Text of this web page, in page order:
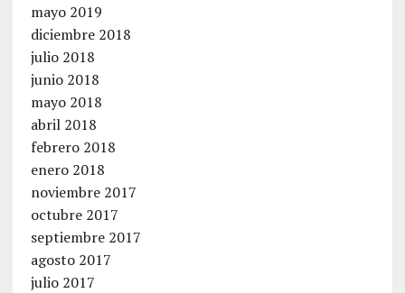
mayo 2019
diciembre 2018
julio 2018
junio 2018
mayo 2018
abril 2018
febrero 2018
enero 2018
noviembre 2017
octubre 2017
septiembre 2017
agosto 2017
julio 2017